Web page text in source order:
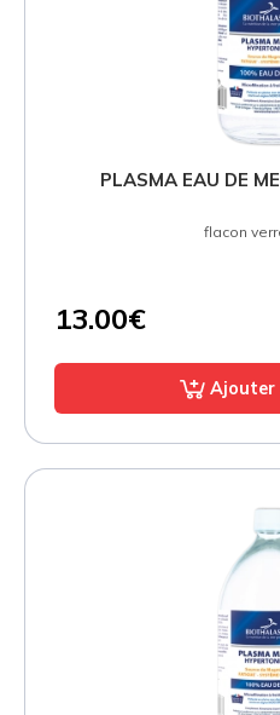
PLASMA EAU DE
flacon
13.00€
Ajouter